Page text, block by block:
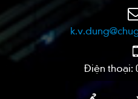
Điện thoại: